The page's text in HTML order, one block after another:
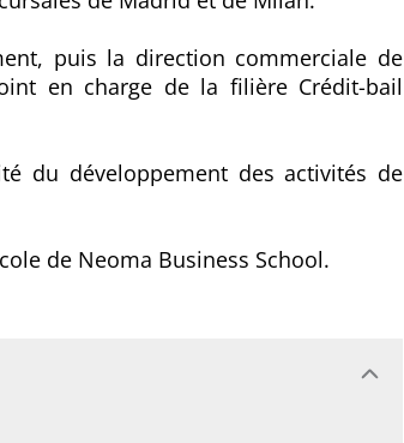
puis la direction commerciale de
en charge de la filière Crédit-bail
du développement des activités de
de Neoma Business School.